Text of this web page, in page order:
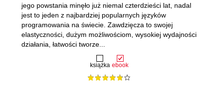
książka ebook
jego powstania minęło już niemal czterdzieści lat, nadal
jest to jeden z najbardziej popularnych języków
programowania na świecie. Zawdzięcza to swojej
elastyczności, dużym możliwościom, wysokiej wydajności
działania, łatwości tworze...